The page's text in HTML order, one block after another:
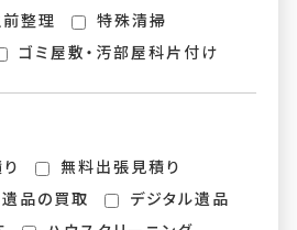
整理
特殊清掃
ゴミ屋敷・汚部屋科片付け
無料出張見積り
遺品の買取
デジタル遺品